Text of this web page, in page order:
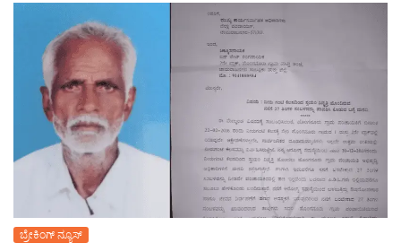
ಬ್ರೇಕಿಂಗ್ ನ್ಯೂಸ್